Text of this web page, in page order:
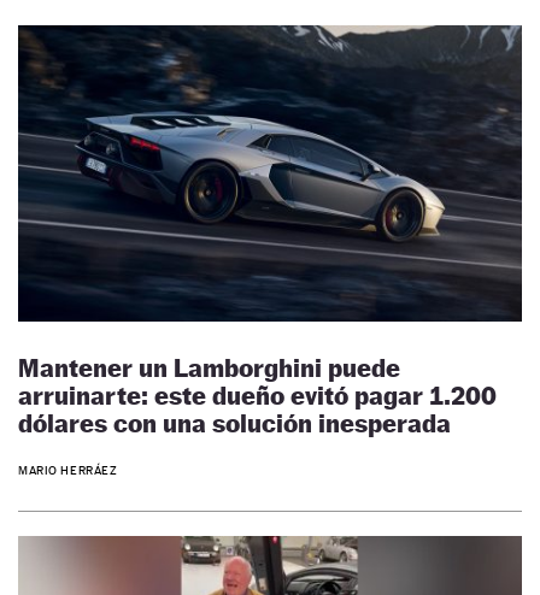
Mantener un Lamborghini puede
arruinarte: este dueño evitó pagar 1.200
dólares con una solución inesperada
MARIO HERRÁEZ